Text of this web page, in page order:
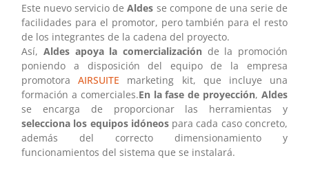
Este nuevo servicio deAldes se compone de una serie de
facilidades para el promotor, pero también para el resto
de los integrantes de la cadena del proyecto.
Así, Aldes apoya la comercialización de la promoción
poniendo a disposición del equipo de la empresa
promotoraAIRSUITE marketing kit, que incluye una
formación a comerciales.En la fase de proyección, Aldes
se encarga de proporcionar las herramientas y
selecciona los equipos idóneospara cada caso concreto,
además del correcto dimensionamiento y
funcionamientos del sistema que se instalará.